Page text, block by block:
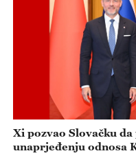
Xi pozvao Slovačku
unaprjeđenju odnosa